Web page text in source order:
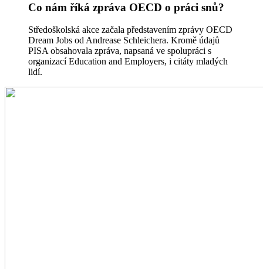
Co nám říká zpráva OECD o práci snů?
Středoškolská akce začala představením zprávy OECD
Dream Jobs od Andrease Schleichera. Kromě údajů
PISA obsahovala zpráva, napsaná ve spolupráci s
organizací Education and Employers, i citáty mladých
lidí.